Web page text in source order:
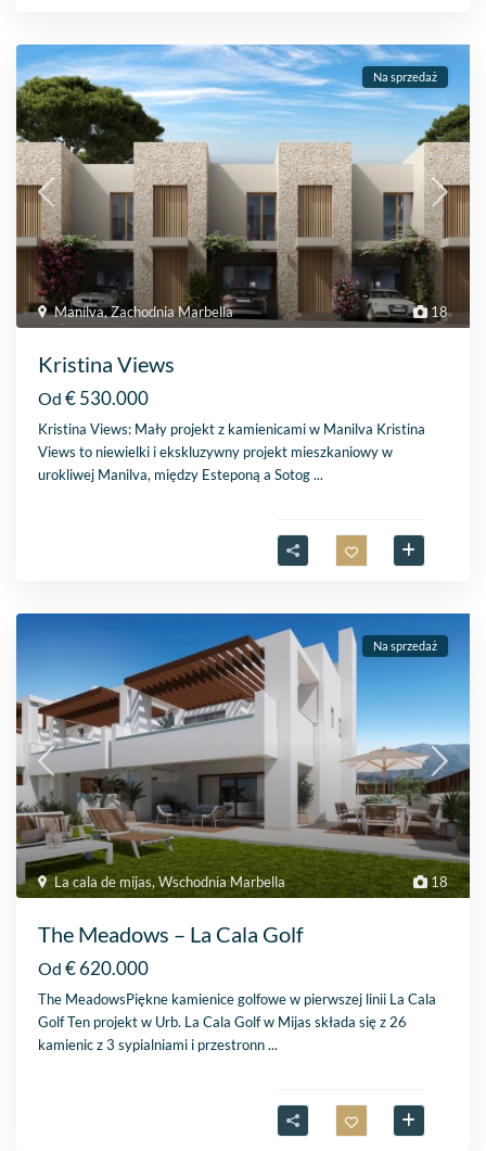
18
Manilva,Zachodnia Marbella
Na sprzedaż
Kristina Views
Od € 530.000
Kristina Views: Mały projekt z kamienicami w Manilva Kristina
Views to niewielki i ekskluzywny projekt mieszkaniowy w
urokliwej Manilva, między Esteponą a Sotog...
18
La cala de mijas,Wschodnia Marbella
Na sprzedaż
The Meadows – La Cala Golf
Od € 620.000
The MeadowsPiękne kamienice golfowe w pierwszej linii La Cala
Golf Ten projekt w Urb. La Cala Golf w Mijas składa się z 26
kamienic z 3 sypialniami i przestronn...